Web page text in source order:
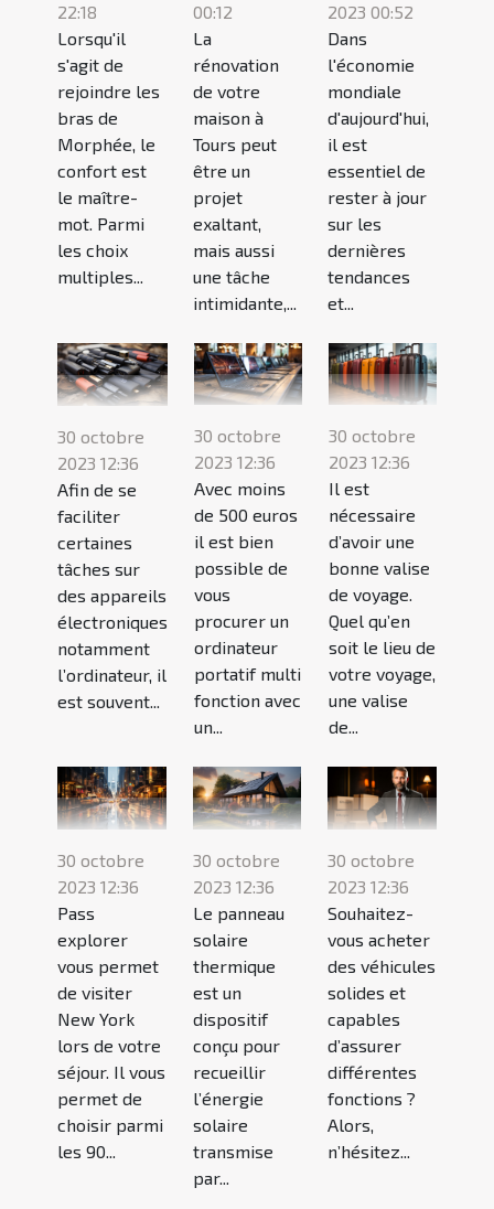
22:18
Lorsqu'il
s'agit de
rejoindre les
bras de
Morphée, le
confort est
le maître-
mot. Parmi
les choix
multiples...
00:12
La
rénovation
de votre
maison à
Tours peut
être un
projet
exaltant,
mais aussi
une tâche
intimidante,...
2023 00:52
Dans
l'économie
mondiale
d'aujourd'hui,
il est
essentiel de
rester à jour
sur les
dernières
tendances
et...
30 octobre
2023 12:36
Afin de se
faciliter
certaines
tâches sur
des appareils
électroniques
notamment
l’ordinateur, il
est souvent...
30 octobre
2023 12:36
Avec moins
de 500 euros
il est bien
possible de
vous
procurer un
ordinateur
portatif multi
fonction avec
un...
30 octobre
2023 12:36
Il est
nécessaire
d’avoir une
bonne valise
de voyage.
Quel qu’en
soit le lieu de
votre voyage,
une valise
de...
30 octobre
2023 12:36
Pass
explorer
vous permet
de visiter
New York
lors de votre
séjour. Il vous
permet de
choisir parmi
les 90...
30 octobre
2023 12:36
Le panneau
solaire
thermique
est un
dispositif
conçu pour
recueillir
l’énergie
solaire
transmise
par...
30 octobre
2023 12:36
Souhaitez-
vous acheter
des véhicules
solides et
capables
d’assurer
différentes
fonctions ?
Alors,
n’hésitez...